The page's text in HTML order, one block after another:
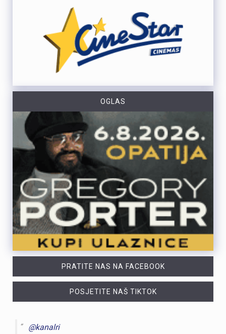
OGLAS
PRATITE NAS NA FACEBOOK
POSJETITE NAŠ TIKTOK
@kanalri